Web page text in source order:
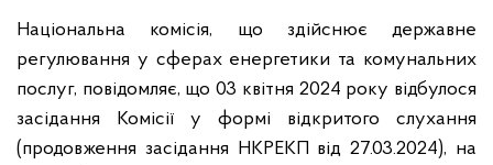
Національна комісія, що здійснює державне
регулювання у сферах енергетики та комунальних
послуг, повідомляє, що 03 квітня 2024 року відбулося
засідання Комісії у формі відкритого слухання
(продовження засідання НКРЕКП від 27.03.2024), на